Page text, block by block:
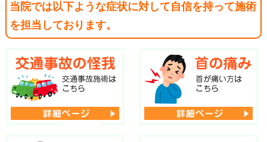
当院では以下ような症状に対して自信を持って施術
を担当しております。